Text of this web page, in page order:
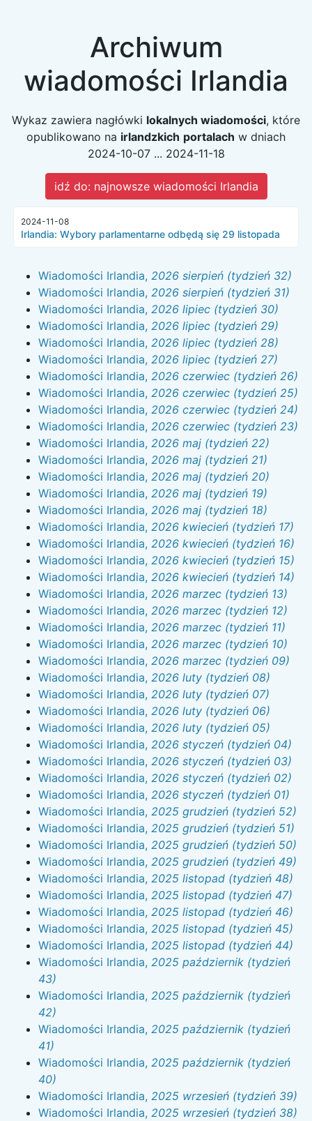
Archiwum
wiadomości Irlandia
Wykaz zawiera nagłówki lokalnych wiadomości, które
opublikowano na irlandzkich portalach w dniach
2024-10-07 ... 2024-11-18
idź do: najnowsze wiadomości Irlandia
2024-11-08
Irlandia: Wybory parlamentarne odbędą się 29 listopada
Wiadomości Irlandia, 2026 sierpień (tydzień 32)
Wiadomości Irlandia, 2026 sierpień (tydzień 31)
Wiadomości Irlandia, 2026 lipiec (tydzień 30)
Wiadomości Irlandia, 2026 lipiec (tydzień 29)
Wiadomości Irlandia, 2026 lipiec (tydzień 28)
Wiadomości Irlandia, 2026 lipiec (tydzień 27)
Wiadomości Irlandia, 2026 czerwiec (tydzień 26)
Wiadomości Irlandia, 2026 czerwiec (tydzień 25)
Wiadomości Irlandia, 2026 czerwiec (tydzień 24)
Wiadomości Irlandia, 2026 czerwiec (tydzień 23)
Wiadomości Irlandia, 2026 maj (tydzień 22)
Wiadomości Irlandia, 2026 maj (tydzień 21)
Wiadomości Irlandia, 2026 maj (tydzień 20)
Wiadomości Irlandia, 2026 maj (tydzień 19)
Wiadomości Irlandia, 2026 maj (tydzień 18)
Wiadomości Irlandia, 2026 kwiecień (tydzień 17)
Wiadomości Irlandia, 2026 kwiecień (tydzień 16)
Wiadomości Irlandia, 2026 kwiecień (tydzień 15)
Wiadomości Irlandia, 2026 kwiecień (tydzień 14)
Wiadomości Irlandia, 2026 marzec (tydzień 13)
Wiadomości Irlandia, 2026 marzec (tydzień 12)
Wiadomości Irlandia, 2026 marzec (tydzień 11)
Wiadomości Irlandia, 2026 marzec (tydzień 10)
Wiadomości Irlandia, 2026 marzec (tydzień 09)
Wiadomości Irlandia, 2026 luty (tydzień 08)
Wiadomości Irlandia, 2026 luty (tydzień 07)
Wiadomości Irlandia, 2026 luty (tydzień 06)
Wiadomości Irlandia, 2026 luty (tydzień 05)
Wiadomości Irlandia, 2026 styczeń (tydzień 04)
Wiadomości Irlandia, 2026 styczeń (tydzień 03)
Wiadomości Irlandia, 2026 styczeń (tydzień 02)
Wiadomości Irlandia, 2026 styczeń (tydzień 01)
Wiadomości Irlandia, 2025 grudzień (tydzień 52)
Wiadomości Irlandia, 2025 grudzień (tydzień 51)
Wiadomości Irlandia, 2025 grudzień (tydzień 50)
Wiadomości Irlandia, 2025 grudzień (tydzień 49)
Wiadomości Irlandia, 2025 listopad (tydzień 48)
Wiadomości Irlandia, 2025 listopad (tydzień 47)
Wiadomości Irlandia, 2025 listopad (tydzień 46)
Wiadomości Irlandia, 2025 listopad (tydzień 45)
Wiadomości Irlandia, 2025 listopad (tydzień 44)
Wiadomości Irlandia, 2025 październik (tydzień
43)
Wiadomości Irlandia, 2025 październik (tydzień
42)
Wiadomości Irlandia, 2025 październik (tydzień
41)
Wiadomości Irlandia, 2025 październik (tydzień
40)
Wiadomości Irlandia, 2025 wrzesień (tydzień 39)
Wiadomości Irlandia, 2025 wrzesień (tydzień 38)